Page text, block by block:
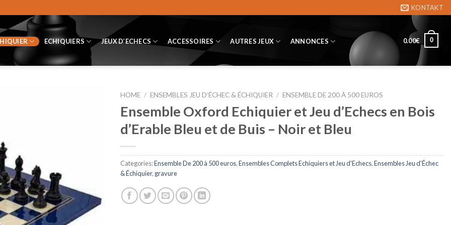
KONTAKT
ECHIQUIERS JEUX D’ECHECS ACCESSOIRES AUTRES JEUX ANNONCES 0.00€ 0
HOME / ENSEMBLES JEU D’ÉCHEC & ÉCHIQUIER / ENSEMBLE DE 200 À 500 EUROS
Ensemble Oxford Echiquier et Jeu d’Echecs en Bois
d’Erable Bleu et de Buis – Noir et Bleu
Categories:Ensemble De 200 à 500 euros,Ensembles Complets Echiquiers et Jeu d'Echecs,Ensembles Jeu d’Échec
& Échiquier, gravure